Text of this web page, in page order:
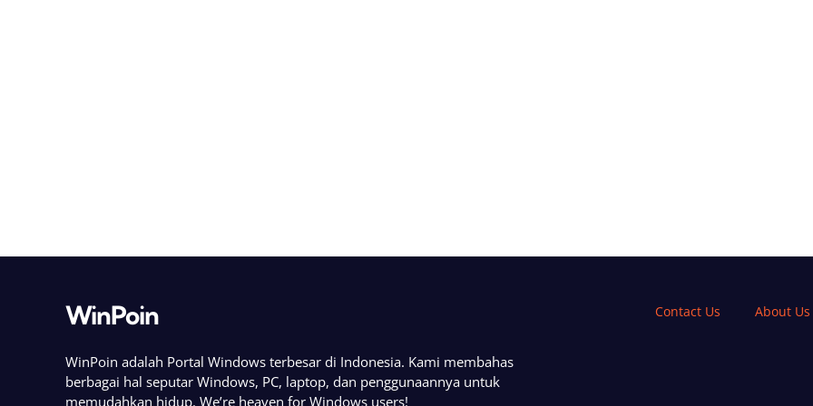
WinPoin
WinPoin adalah Portal Windows terbesar di Indonesia. Kami membahas
berbagai hal seputar Windows, PC, laptop, dan penggunaannya untuk
memudahkan hidup. We’re heaven for Windows users!
Contact Us About Us